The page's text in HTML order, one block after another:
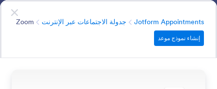
Online Meetings
بدء الحوار
Jotform Appointments جدولة الاجتماعات عبر الإنترنت الفئةZoom
إنشاء نموذج موعد